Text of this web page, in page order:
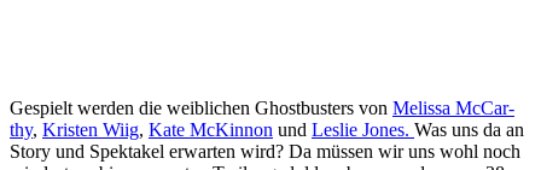
Gespielt werden die weiblichen Ghostbusters von Me­lissa Mc­Car­
thy, Kris­ten Wiig, Kate McKin­non und Les­lie Jo­nes. Was uns da an
Story und Spektakel erwarten wird? Da müssen wir uns wohl noch